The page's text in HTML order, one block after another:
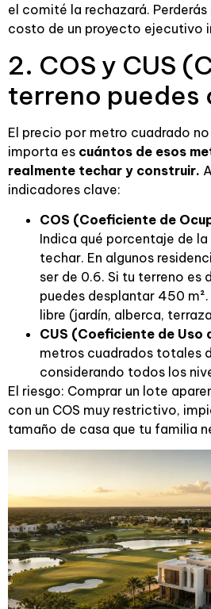
el comité la rechazará.
costo de un proyecto ejecutivo
2. COS y CUS
terreno puedes
El precio por metro cuadrado
importa es cuántos de esos
realmente techar y construir.
indicadores clave:
COS (Coeficiente de
Indica qué porcentaje de
techar. En algunos
ser de 0.6. Si tu terreno es
puedes desplantar 450
libre (jardín, alberca,
CUS (Coeficiente de Uso
metros cuadrados totales
considerando todos los
El riesgo: Comprar un lote
con un COS muy restrictivo,
tamaño de casa que tu familia